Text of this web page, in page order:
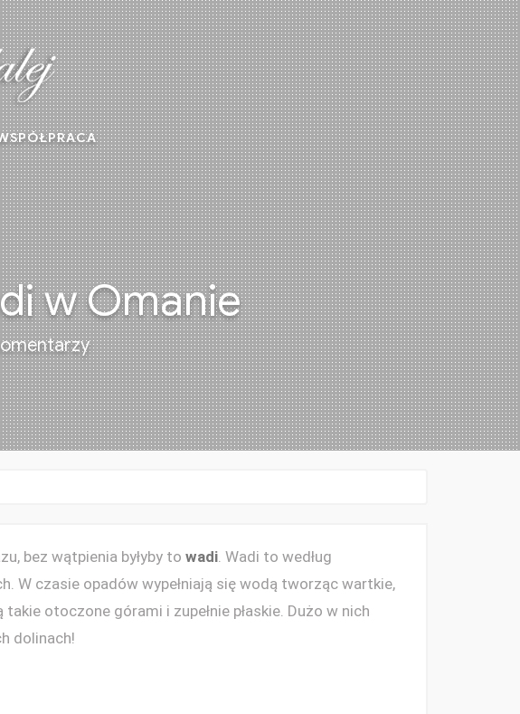
w Omanie
do
7
najpiękniejszych
wadi
w
bez wątpienia byłyby to wadi. Wadi to według
W czasie opadów wypełniają się wodą tworząc wartkie,
otoczone górami i zupełnie płaskie. Dużo w nich
dolinach!